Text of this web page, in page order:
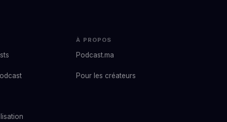
À PROPOS
Podcast.ma
Pour les créateurs